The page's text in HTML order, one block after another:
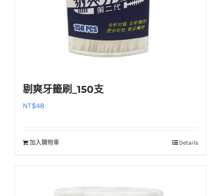
剔爽牙籤刷_150支
NT$48
加入購物車 Details